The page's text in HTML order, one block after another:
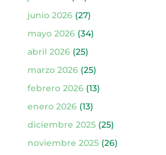
junio 2026(27)
mayo 2026(34)
abril 2026(25)
marzo 2026(25)
febrero 2026(13)
enero 2026(13)
diciembre 2025(25)
noviembre 2025(26)